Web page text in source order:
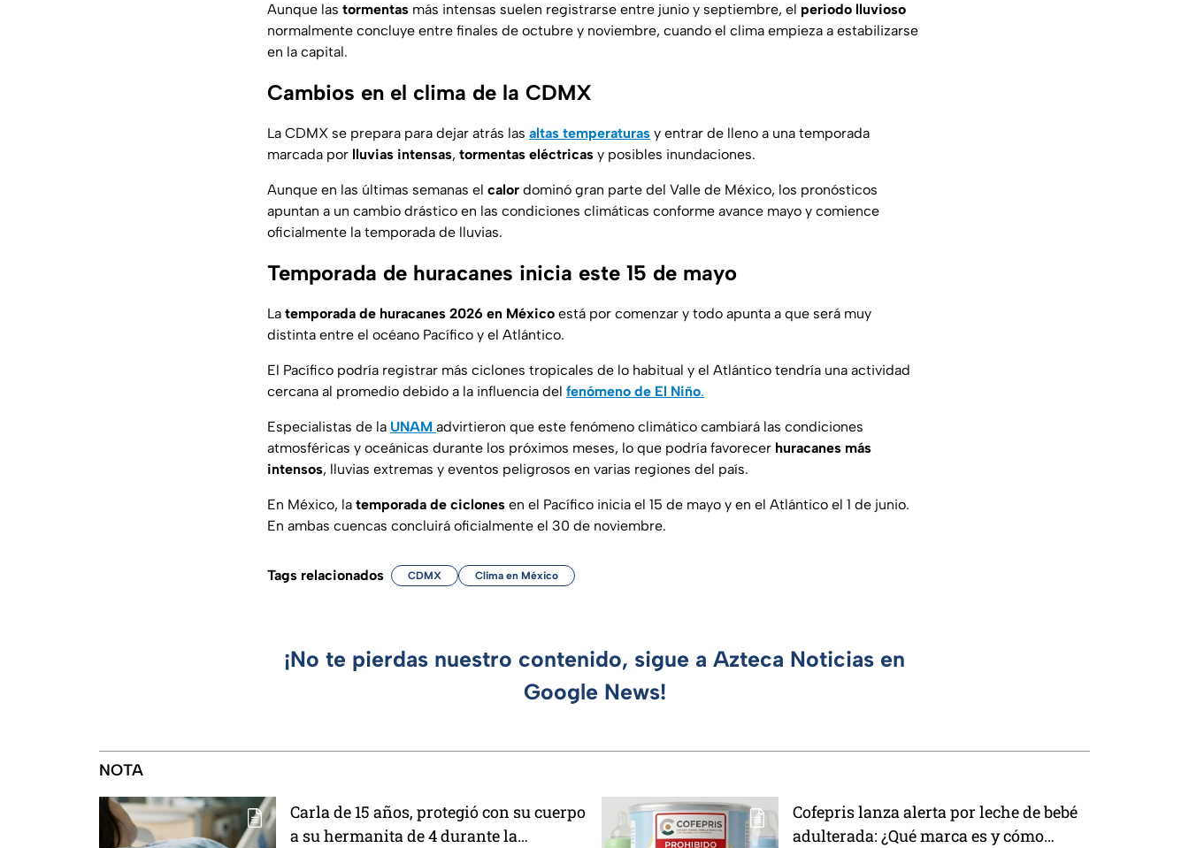
Aunque las tormentas más intensas suelen registrarse entre junio y septiembre, el periodo lluvioso
normalmente concluye entre finales de octubre y noviembre, cuando el clima empieza a estabilizarse
en la capital.
Cambios en el clima de la CDMX
La CDMX se prepara para dejar atrás las altas temperaturas y entrar de lleno a una temporada
marcada por lluvias intensas, tormentas eléctricas y posibles inundaciones.
Aunque en las últimas semanas el calor dominó gran parte del Valle de México, los pronósticos
apuntan a un cambio drástico en las condiciones climáticas conforme avance mayo y comience
oficialmente la temporada de lluvias.
Temporada de huracanes inicia este 15 de mayo
La temporada de huracanes 2026 en México está por comenzar y todo apunta a que será muy
distinta entre el océano Pacífico y el Atlántico.
El Pacífico podría registrar más ciclones tropicales de lo habitual y el Atlántico tendría una actividad
cercana al promedio debido a la influencia del fenómeno de El Niño.
Especialistas de la UNAM advirtieron que este fenómeno climático cambiará las condiciones
atmosféricas y oceánicas durante los próximos meses, lo que podría favorecer huracanes más
intensos, lluvias extremas y eventos peligrosos en varias regiones del país.
En México, la temporada de ciclones en el Pacífico inicia el 15 de mayo y en el Atlántico el 1 de junio.
En ambas cuencas concluirá oficialmente el 30 de noviembre.
Tags relacionados CDMX Clima en México
¡No te pierdas nuestro contenido, sigue a Azteca Noticias en
Google News!
NOTA
Carla de 15 años, protegió con su cuerpo
a su hermanita de 4 durante la
Cofepris lanza alerta por leche de bebé
adulterada: ¿Qué marca es y cómo